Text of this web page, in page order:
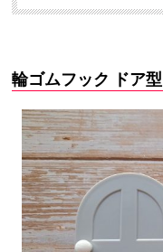
輪ゴムフック ドア型